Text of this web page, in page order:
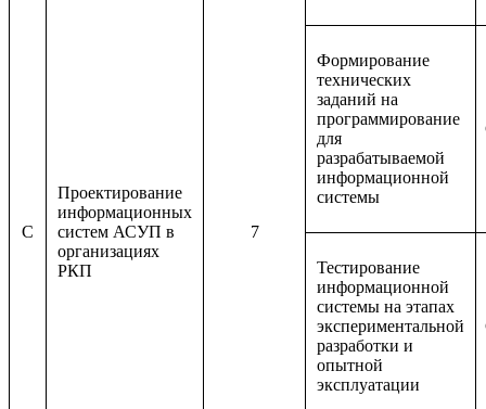
C
Проектирование
информационных
систем АСУП в
организациях
РКП
7
Формирование
технических
заданий на
программирование
для
разрабатываемой
информационной
системы
Тестирование
информационной
системы на этапах
экспериментальной
разработки и
опытной
эксплуатации